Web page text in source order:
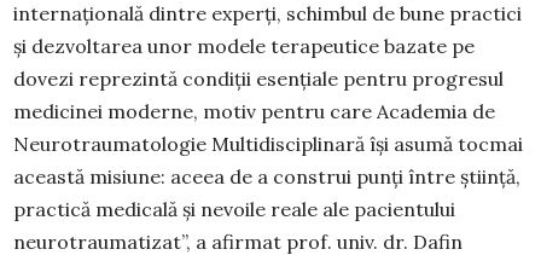
internațională dintre experți, schimbul de bune practici
și dezvoltarea unor modele terapeutice bazate pe
dovezi reprezintă condiții esențiale pentru progresul
medicinei moderne, motiv pentru care Academia de
Neurotraumatologie Multidisciplinară își asumă tocmai
această misiune: aceea de a construi punți între știință,
practică medicală și nevoile reale ale pacientului
neurotraumatizat”, a afirmat prof. univ. dr. Dafin